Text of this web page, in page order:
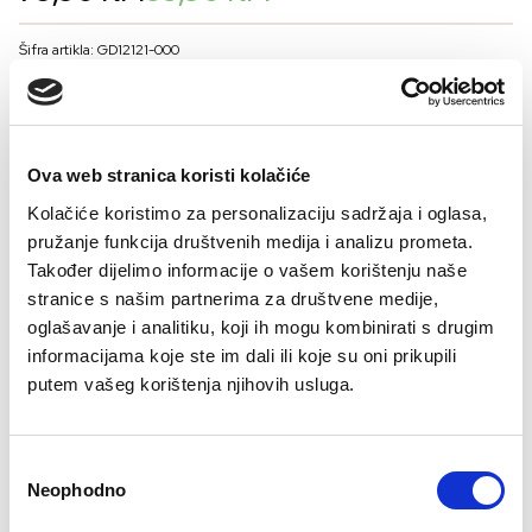
Ova web stranica koristi kolačiće
Kolačiće koristimo za personalizaciju sadržaja i oglasa,
pružanje funkcija društvenih medija i analizu prometa.
Također dijelimo informacije o vašem korištenju naše
stranice s našim partnerima za društvene medije,
oglašavanje i analitiku, koji ih mogu kombinirati s drugim
informacijama koje ste im dali ili koje su oni prikupili
putem vašeg korištenja njihovih usluga.
Selection
Neophodno
price
was:
79,90 KM.
price
is:
55,90 KM.
Šifra artikla: GD12121-000
BOJA
Kalkulator veličina
- + DODAJTE U KORPU